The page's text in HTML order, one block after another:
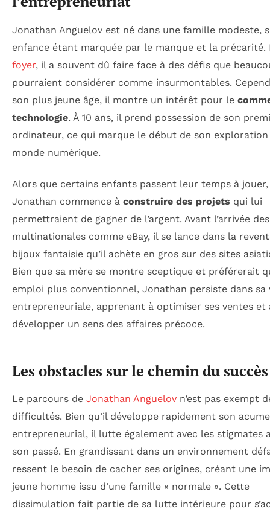
Jonathan Anguelov est né dans une famille modeste,
enfance étant marquée par le manque et la précarité.
foyer, il a souvent dû faire face à des défis que
pourraient considérer comme insurmontables.
son plus jeune âge, il montre un intérêt pour le
technologie. À 10 ans, il prend possession de son
ordinateur, ce qui marque le début de son
monde numérique.
Alors que certains enfants passent leur temps à jouer,
Jonathan commence à construire des projets qui lui
permettraient de gagner de l’argent. Avant l’arrivée des
multinationales comme eBay, il se lance dans la
bijoux fantaisie qu’il achète en gros sur des sites
Bien que sa mère se montre sceptique et préférerait
emploi plus conventionnel, Jonathan persiste dans sa
entrepreneuriale, apprenant à optimiser ses ventes et
développer un sens des affaires précoce.
Les obstacles sur le chemin du succès
Le parcours de Jonathan Anguelov n’est pas exempt
difficultés. Bien qu’il développe rapidement son
entrepreneurial, il lutte également avec les stigmates
son passé. En grandissant dans un environnement
ressent le besoin de cacher ses origines, créant une
jeune homme issu d’une famille « normale ». Cette
dissimulation fait partie de sa lutte intérieure pour